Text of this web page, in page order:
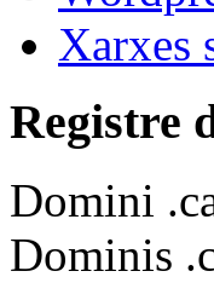
Xarxes
Registre
Domini
Dominis